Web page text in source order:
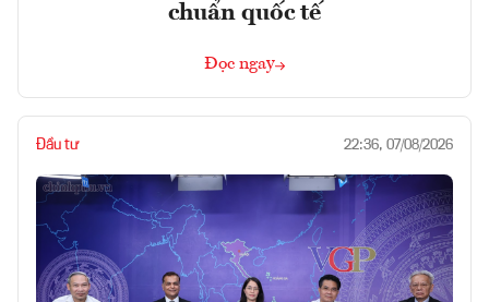
chuẩn quốc tế
Đọc ngay
Đầu tư 22:36, 07/08/2026